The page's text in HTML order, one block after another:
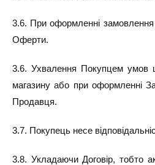
3.6. При оформленні замовлення
Оферти.
3.6. Ухвалення Покупцем умов
магазину або при оформленні
Продавця.
3.7. Покупець несе
3.8. Укладаючи Договір, тобто